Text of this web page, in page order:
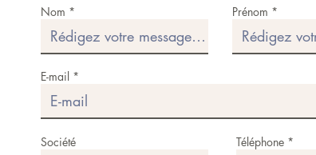
Nom Prénom
E-mail
Société Téléphone